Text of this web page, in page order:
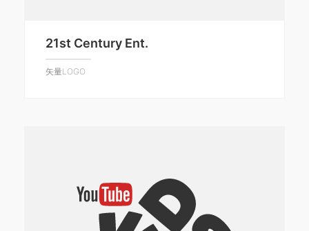
21st Century Ent.
矢量LOGO